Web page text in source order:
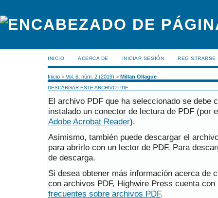
INICIO ACERCA DE INICIAR SESIÓN REGISTRARSE
Inicio > Vol. 6, núm. 2 (2019) > Millan Ollague
DESCARGAR ESTE ARCHIVO PDF
El archivo PDF que ha seleccionado se debe
instalado un conector de lectura de PDF (por
Adobe Acrobat Reader).
Asimismo, también puede descargar el
para abrirlo con un lector de PDF. Para
de descarga.
Si desea obtener más información acerca de
con archivos PDF, Highwire Press cuenta
frecuentes sobre archivos PDF.